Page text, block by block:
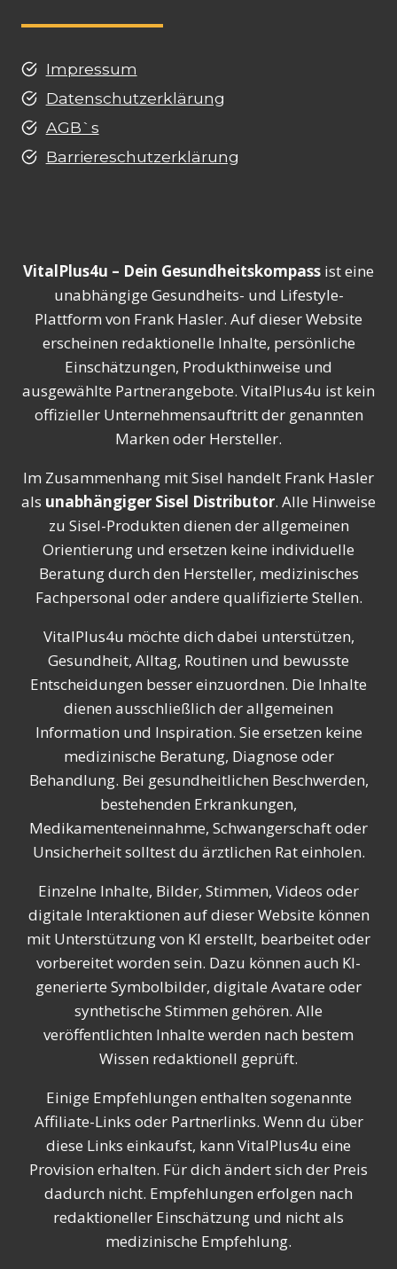
Impressum
Datenschutzerklärung
AGB`s
Barriereschutzerklärung
VitalPlus4u – Dein Gesundheitskompass ist eine
unabhängige Gesundheits- und Lifestyle-
Plattform von Frank Hasler. Auf dieser Website
erscheinen redaktionelle Inhalte, persönliche
Einschätzungen, Produkthinweise und
ausgewählte Partnerangebote. VitalPlus4u ist kein
offizieller Unternehmensauftritt der genannten
Marken oder Hersteller.
Im Zusammenhang mit Sisel handelt Frank Hasler
als unabhängiger Sisel Distributor. Alle Hinweise
zu Sisel-Produkten dienen der allgemeinen
Orientierung und ersetzen keine individuelle
Beratung durch den Hersteller, medizinisches
Fachpersonal oder andere qualifizierte Stellen.
VitalPlus4u möchte dich dabei unterstützen,
Gesundheit, Alltag, Routinen und bewusste
Entscheidungen besser einzuordnen. Die Inhalte
dienen ausschließlich der allgemeinen
Information und Inspiration. Sie ersetzen keine
medizinische Beratung, Diagnose oder
Behandlung. Bei gesundheitlichen Beschwerden,
bestehenden Erkrankungen,
Medikamenteneinnahme, Schwangerschaft oder
Unsicherheit solltest du ärztlichen Rat einholen.
Einzelne Inhalte, Bilder, Stimmen, Videos oder
digitale Interaktionen auf dieser Website können
mit Unterstützung von KI erstellt, bearbeitet oder
vorbereitet worden sein. Dazu können auch KI-
generierte Symbolbilder, digitale Avatare oder
synthetische Stimmen gehören. Alle
veröffentlichten Inhalte werden nach bestem
Wissen redaktionell geprüft.
Einige Empfehlungen enthalten sogenannte
Affiliate-Links oder Partnerlinks. Wenn du über
diese Links einkaufst, kann VitalPlus4u eine
Provision erhalten. Für dich ändert sich der Preis
dadurch nicht. Empfehlungen erfolgen nach
redaktioneller Einschätzung und nicht als
medizinische Empfehlung.